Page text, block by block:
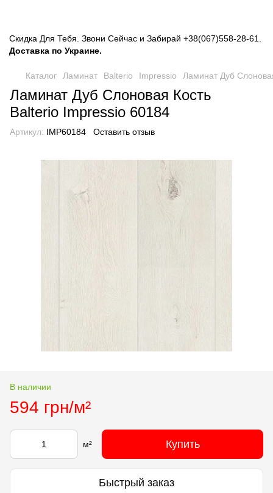
Скидка Для Тебя. Звони Сейчас и Забирай +38(067)558-28-61
Доставка по Украине.
Каталог Ламинат Balterio Impressio Ламинат Дуб
Ламинат Дуб Слоновая Кость
Balterio Impressio 60184
Артикул: IMP60184 Оставить отзыв
В наличии
594 грн/м²
м² Купить
Быстрый заказ